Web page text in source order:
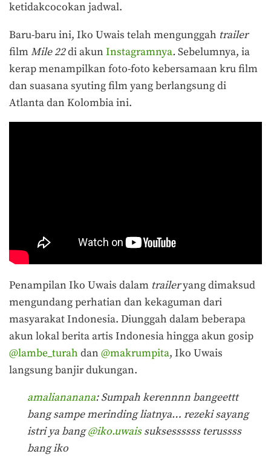
ketidakcocokan jadwal.
Baru-baru ini, Iko Uwais telah mengunggah trailer
filmMile 22di akun Instagramnya.Sebelumnya, ia
kerap menampilkan foto-foto kebersamaan kru film
dan suasana syuting film yang berlangsung di
Atlanta dan Kolombia ini.
Penampilan Iko Uwais dalam traileryang dimaksud
mengundang perhatian dan kekaguman dari
masyarakat Indonesia. Diunggah dalam beberapa
akun lokal berita artis Indonesia hingga akun gosip
@lambe_turah dan @makrumpita, Iko Uwais
langsung banjir dukungan.
amaliananana: Sumpah kerennnn bangeettt
bang sampe merinding liatnya… rezeki sayang
istri ya bang@iko.uwaissuksessssss terussss
bang iko